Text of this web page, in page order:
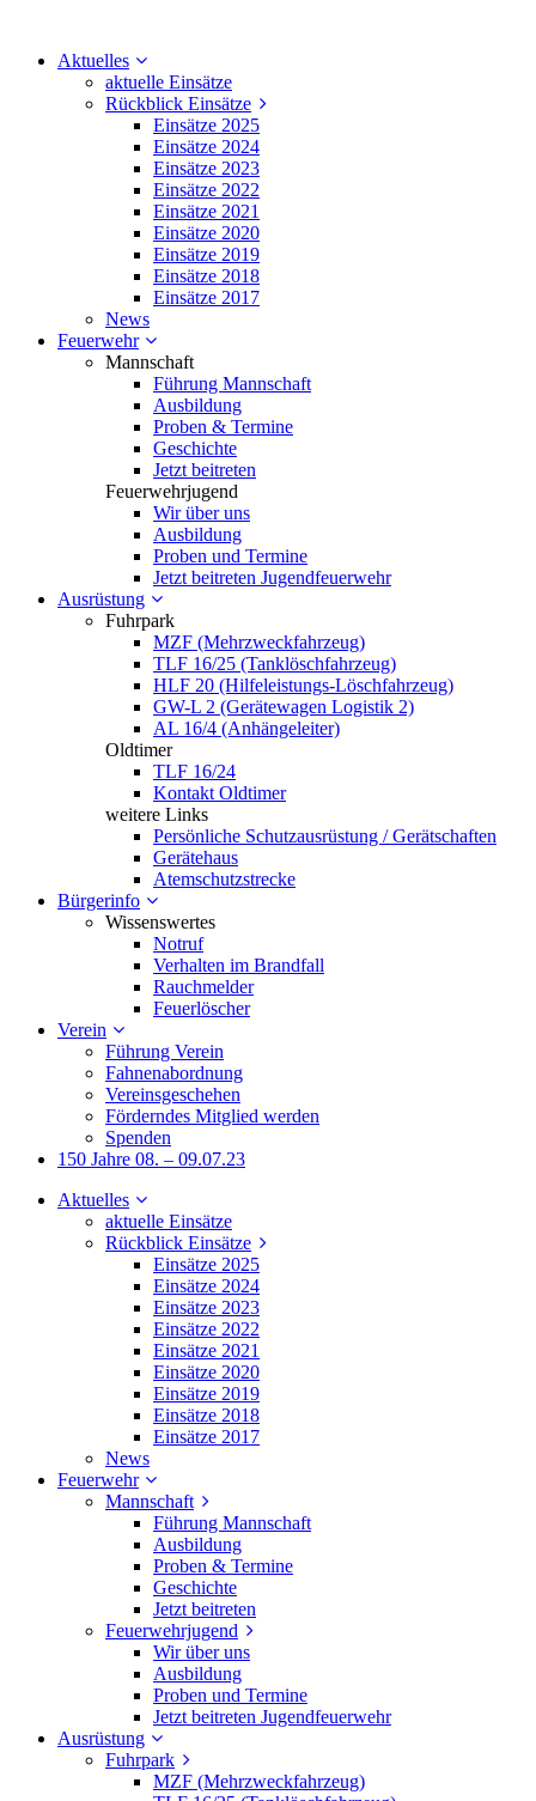
Aktuelles
aktuelle Einsätze
Rückblick Einsätze
Einsätze 2025
Einsätze 2024
Einsätze 2023
Einsätze 2022
Einsätze 2021
Einsätze 2020
Einsätze 2019
Einsätze 2018
Einsätze 2017
News
Feuerwehr
Mannschaft
Führung Mannschaft
Ausbildung
Proben & Termine
Geschichte
Jetzt beitreten
Feuerwehrjugend
Wir über uns
Ausbildung
Proben und Termine
Jetzt beitreten Jugendfeuerwehr
Ausrüstung
Fuhrpark
MZF (Mehrzweckfahrzeug)
TLF 16/25 (Tanklöschfahrzeug)
HLF 20 (Hilfeleistungs-Löschfahrzeug)
GW-L 2 (Gerätewagen Logistik 2)
AL 16/4 (Anhängeleiter)
Oldtimer
TLF 16/24
Kontakt Oldtimer
weitere Links
Persönliche Schutzausrüstung / Gerätschaften
Gerätehaus
Atemschutzstrecke
Bürgerinfo
Wissenswertes
Notruf
Verhalten im Brandfall
Rauchmelder
Feuerlöscher
Verein
Führung Verein
Fahnenabordnung
Vereinsgeschehen
Förderndes Mitglied werden
Spenden
150 Jahre 08. – 09.07.23
Aktuelles
aktuelle Einsätze
Rückblick Einsätze
Einsätze 2025
Einsätze 2024
Einsätze 2023
Einsätze 2022
Einsätze 2021
Einsätze 2020
Einsätze 2019
Einsätze 2018
Einsätze 2017
News
Feuerwehr
Mannschaft
Führung Mannschaft
Ausbildung
Proben & Termine
Geschichte
Jetzt beitreten
Feuerwehrjugend
Wir über uns
Ausbildung
Proben und Termine
Jetzt beitreten Jugendfeuerwehr
Ausrüstung
Fuhrpark
MZF (Mehrzweckfahrzeug)